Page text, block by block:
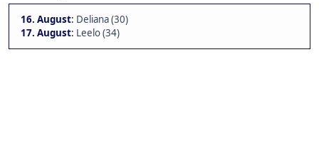
16. August: Deliana (30)
17. August: Leelo (34)